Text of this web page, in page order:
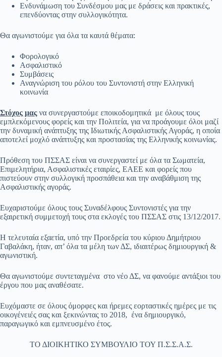
Ενδυνάμωση του Συνδέσμου μας με δράσεις και πρακτικές,
επενδύοντας στην συλλογικότητα.
Θα αγωνιστούμε για όλα τα καυτά θέματα:
Φορολογικό
Ασφαλιστικό
Συμβάσεις
Αναγνώριση του ρόλου του Συντονιστή στην Ελληνική
κοινωνία
Στόχος μας να συνεργαστούμε εποικοδομητικά με όλους τους
εμπλεκόμενους φορείς και την Πολιτεία, για να προάγουμε όλοι μαζί
την δυναμική ανάπτυξης της Ιδιωτικής Ασφαλιστικής Αγοράς, η οποία
αποτελεί μοχλό ανάπτυξης και προστασίας της Ελληνικής κοινωνίας.
Πρόθεση του ΠΣΣΑΣ είναι να συνεργαστεί με όλα τα Σωματεία,
Επιμελητήρια, Ασφαλιστικές εταιρίες, ΕΑΕΕ και φορείς που
πιστεύουν στην συλλογική προσπάθεια και την αναβάθμιση της
Ασφαλιστικής αγοράς.
Ευχαριστούμε όλους τους Συναδέλφους Συντονιστές για την
εξαιρετική συμμετοχή τους στα εκλογές του ΠΣΣΑΣ στις 13/12/2017.
Η τελευταία εξαετία, υπό την Προεδρεία του κύριου Δημήτριου
Γαβαλάκη, ήταν, απ’ όλα τα μέλη των ΔΣ, ιδιαιτέρως δημιουργική &
αγωνιστική.
Θα αγωνιστούμε συντεταγμένα στο νέο ΔΣ, να φανούμε αντάξιοι του
έργου που μας αναθέσατε.
Ευχόμαστε σε όλους όμορφες και ήρεμες εορταστικές ημέρες με τις
οικογένειές σας και ξεκινώντας το 2018, ένα δημιουργικό,
παραγωγικό και εμπνευσμένο έτος.
ΤΟ ΔΙΟΙΚΗΤΙΚΟ ΣΥΜΒΟΥΛΙΟ ΤΟΥ Π.Σ.Σ.Α.Σ.